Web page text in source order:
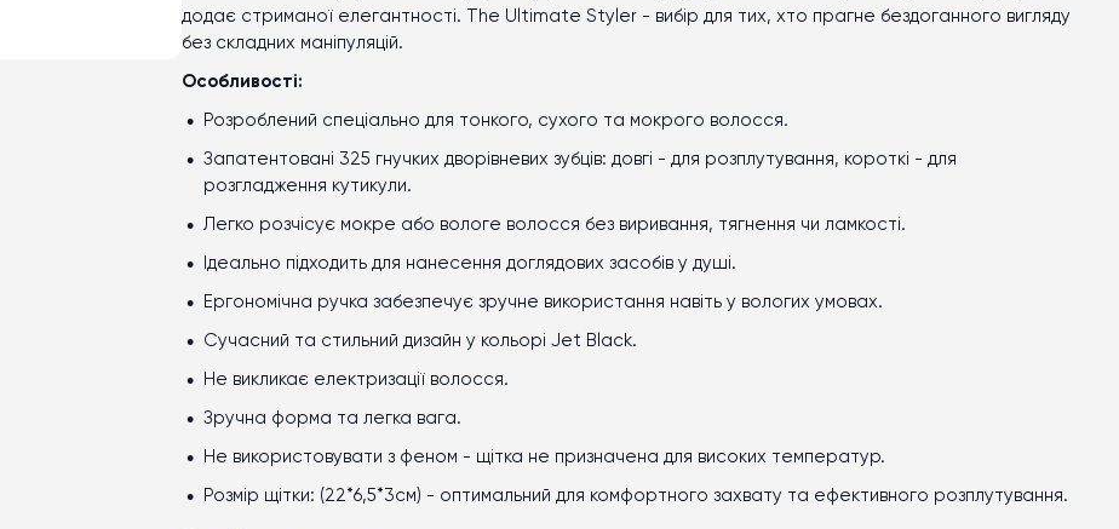
додає стриманої елегантності. The Ultimate Styler - вибір для тих, хто прагне бездоганного вигляду
без складних маніпуляцій.
Особливості:
Розроблений спеціально для тонкого, сухого та мокрого волосся.
Запатентовані 325 гнучких дворівневих зубців: довгі - для розплутування, короткі - для
розгладження кутикули.
Легко розчісує мокре або вологе волосся без виривання, тягнення чи ламкості.
Ідеально підходить для нанесення доглядових засобів у душі.
Ергономічна ручка забезпечує зручне використання навіть у вологих умовах.
Сучасний та стильний дизайн у кольорі Jet Black.
Не викликає електризації волосся.
Зручна форма та легка вага.
Не використовувати з феном - щітка не призначена для високих температур.
Розмір щітки: (22*6,5*3см) - оптимальний для комфортного захвату та ефективного розплутування.